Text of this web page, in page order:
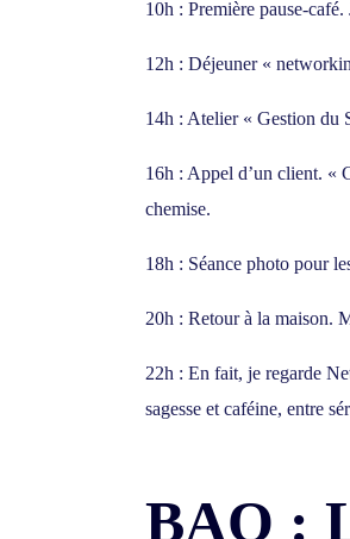
10h : Première pause-
12h : Déjeuner «
14h : Atelier « Gestion du
16h : Appel d’un client. «
chemise.
18h : Séance photo pour
20h : Retour à la maison.
22h : En fait, je regarde
sagesse et caféine, entre
BAO :